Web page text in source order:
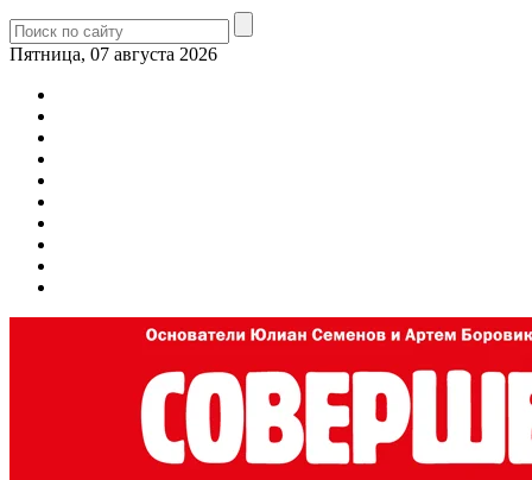
Пятница, 07 августа 2026